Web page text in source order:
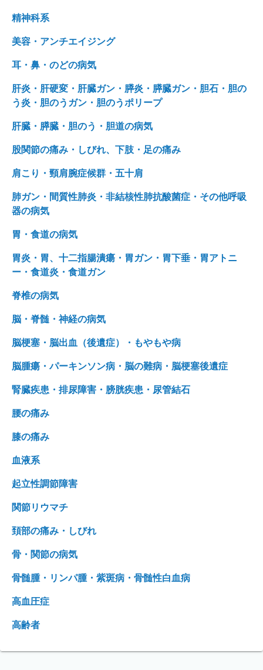
精神科系
美容・アンチエイジング
耳・鼻・のどの病気
肝炎・肝硬変・肝臓ガン・膵炎・膵臓ガン・胆石・胆の
う炎・胆のうガン・胆のうポリープ
肝臓・膵臓・胆のう・胆道の病気
股関節の痛み・しびれ、下肢・足の痛み
肩こり・頸肩腕症候群・五十肩
肺ガン・間質性肺炎・非結核性肺抗酸菌症・その他呼吸
器の病気
胃・食道の病気
胃炎・胃、十二指腸潰瘍・胃ガン・胃下垂・胃アトニ
ー・食道炎・食道ガン
脊椎の病気
脳・脊髄・神経の病気
脳梗塞・脳出血（後遺症）・もやもや病
脳腫瘍・パーキンソン病・脳の難病・脳梗塞後遺症
腎臓疾患・排尿障害・膀胱疾患・尿管結石
腰の痛み
膝の痛み
血液系
起立性調節障害
関節リウマチ
頚部の痛み・しびれ
骨・関節の病気
骨髄腫・リンパ腫・紫斑病・骨髄性白血病
高血圧症
高齢者